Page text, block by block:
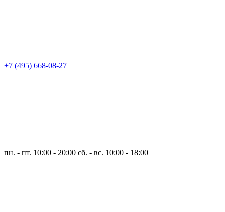
+7 (495) 668-08-27
пн. - пт. 10:00 - 20:00 сб. - вс. 10:00 - 18:00